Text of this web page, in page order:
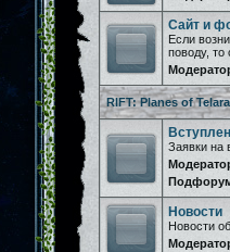
Сайт и
Если
поводу,
RIFT: Planes of Telara
Заявки на
Новости
Новости